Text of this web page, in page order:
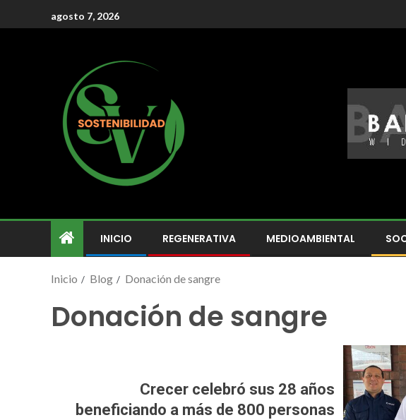
agosto 7, 2026
INICIO REGENERATIVA MEDIOAMBIENTAL
Inicio Blog Donación de sangre
Donación de sangre
Crecer celebró sus 28 años
beneficiando a más de 800 personas